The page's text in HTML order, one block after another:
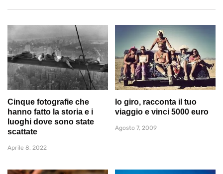
Cinque fotografie che
hanno fatto la storia e i
luoghi dove sono state
scattate
Aprile 8, 2022
Io giro, racconta il tuo
viaggio e vinci 5000 euro
Agosto 7, 2009